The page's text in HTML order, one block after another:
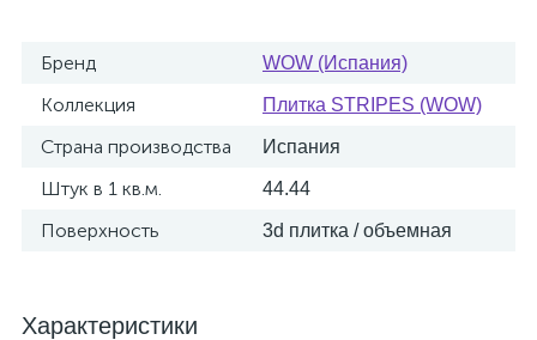
Бренд WOW (Испания)
Коллекция Плитка STRIPES (WOW)
Страна производства Испания
Штук в 1 кв.м. 44.44
Поверхность 3d плитка / объемная
Характеристики